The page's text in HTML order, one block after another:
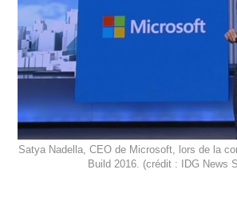
Satya Nadella, CEO de Microsoft, lors de la
Build 2016. (crédit : IDG News